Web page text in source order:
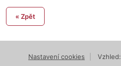
« Zpět
Nastavení cookies Vzhled: